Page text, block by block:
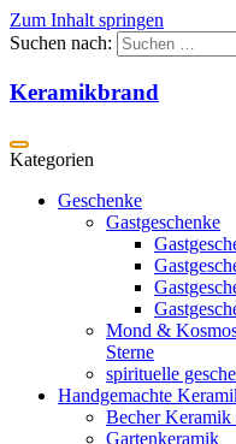
Zum Inhalt springen
Suchen nach:
Keramikbrand
Geschenke
Gastgeschenke
Mond &
Sterne
spirituelle
Handgemachte
Becher Keramik
Gartenkeramik